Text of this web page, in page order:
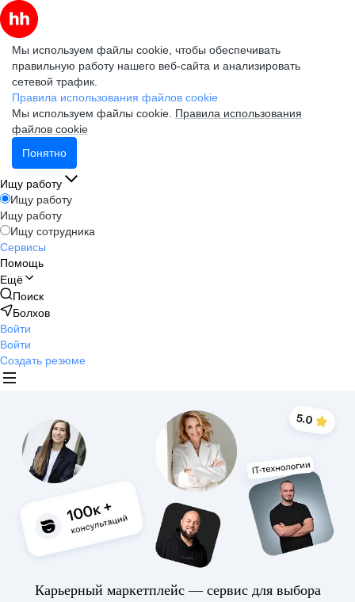
Мы используем файлы cookie, чтобы обеспечивать
правильную работу нашего веб-сайта и анализировать
сетевой трафик.
Правила использования файлов cookie
Мы используем файлы cookie. Правила использования
файлов cookie
Понятно
Ищу работу
Ищу работу
Ищу работу
Ищу сотрудника
Сервисы
Помощь
Ещё
Поиск
Болхов
Войти
Войти
Создать резюме
Карьерный маркетплейс — сервис для выбора